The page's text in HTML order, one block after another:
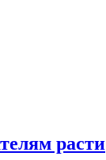
расти